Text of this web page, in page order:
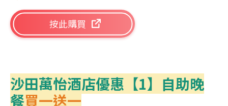
按此購買
沙田萬怡酒店優惠【1】自助晚
餐買一送一